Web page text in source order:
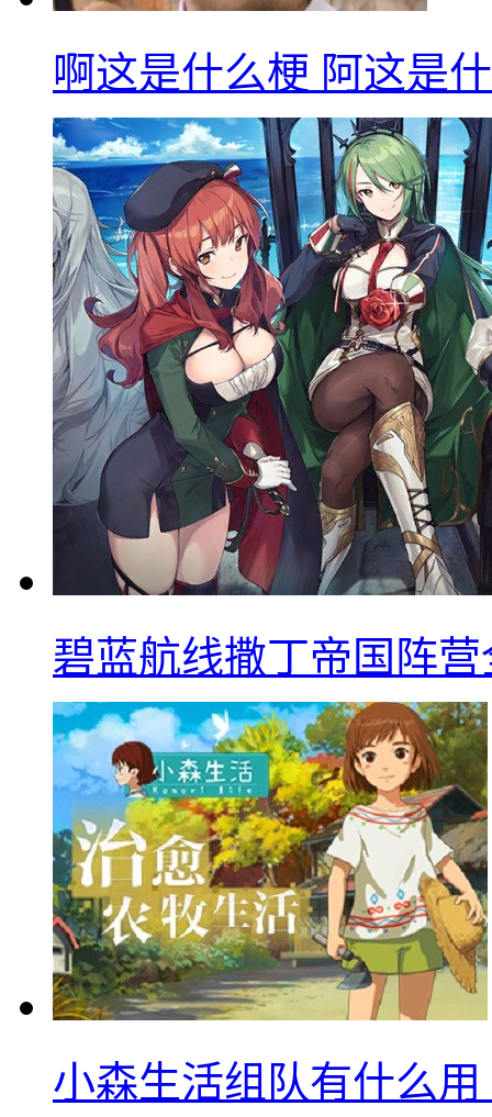
啊这是什么梗 阿这是
碧蓝航线撒丁帝国阵
小森生活组队有什么